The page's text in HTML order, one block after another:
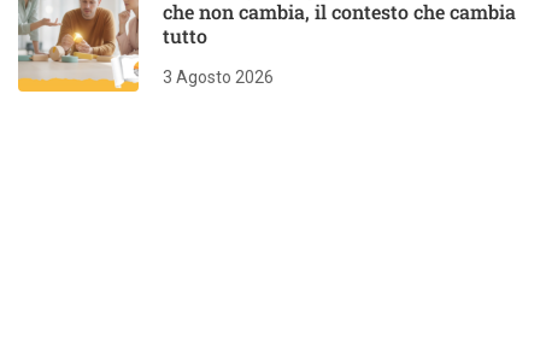
che non cambia, il contesto che cambia
tutto
3 Agosto 2026